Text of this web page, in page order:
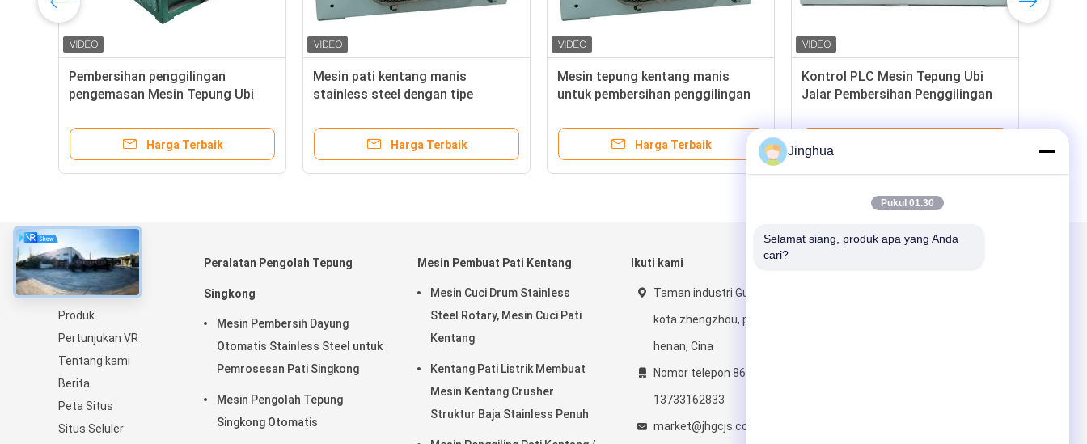
Pembersihan penggilingan
pengemasan Mesin Tepung Ubi
stainless steel yang cocok untuk
pembuatan patiHarga Terbaik
Mesin pati kentang manis
stainless steel dengan tipe
peralatan rasper stainless steel
Harga Terbaik
Mesin tepung kentang manis
untuk pembersihan penggilingan
steel
Harga Terbaik
Kontrol PLC Mesin Tepung Ubi
Jalar Pembersihan Penggilingan
Penggilingan Mesin Mesin
Peralatan untuk pengolahan
Tentang
Rumah
Produk
Pertunjukan VR
Tentang kami
Berita
Peta Situs
Situs Seluler
Peralatan Pengolah Tepung
Singkong
Mesin Pembersih Dayung
Otomatis Stainless Steel untuk
Pemrosesan Pati Singkong
Mesin Pengolah Tepung
Singkong Otomatis
Mesin Pembuat Pati Kentang
Mesin Cuci Drum Stainless
Steel Rotary, Mesin Cuci Pati
Kentang
Kentang Pati Listrik Membuat
Mesin Kentang Crusher
Struktur Baja Stainless Penuh
Ikuti kami
Taman industri Guangwu,
kota zhengzhou, provinsi
henan, Cina
Nomor telepon 86-
13733162833
market@jhgcjs.com
Jinghua
Pukul 01.30
Selamat siang, produk apa yang Anda
cari?